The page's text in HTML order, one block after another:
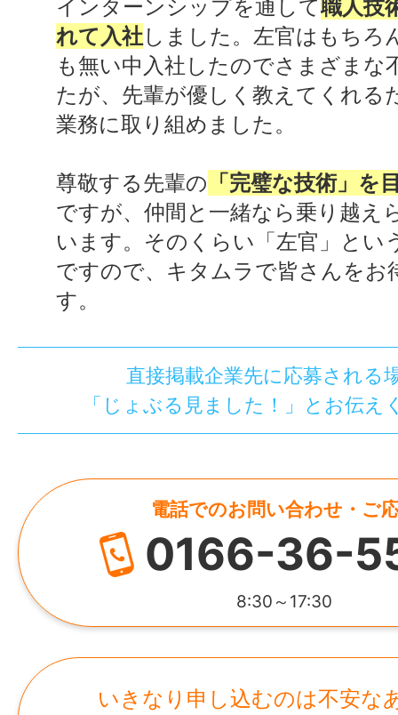
インターンシップを通して職人技
れて入社しました。左官はもちろ
も無い中入社したのでさまざまな
たが、先輩が優しく教えてくれる
業務に取り組めました。
尊敬する先輩の 「完璧な技術」を
ですが、仲間と一緒なら乗り越え
います。そのくらい「左官」とい
ですので、キタムラで皆さんをお
す。
直接掲載企業先に応募される
「じょぶる見ました！」とお伝え
電話でのお問い合わせ・ご
0166-36-
8:30～17:30
いきなり申し込むのは不安な